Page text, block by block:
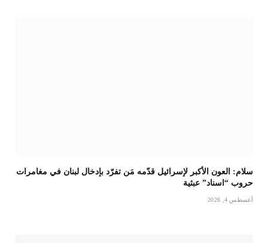
سلام: العون الأكبر لإسرائيل قدّمه مَن تفرّد بإدخال لبنان في مغامرات
حروب “اسناد” عبثية
أغسطس 4, 2026